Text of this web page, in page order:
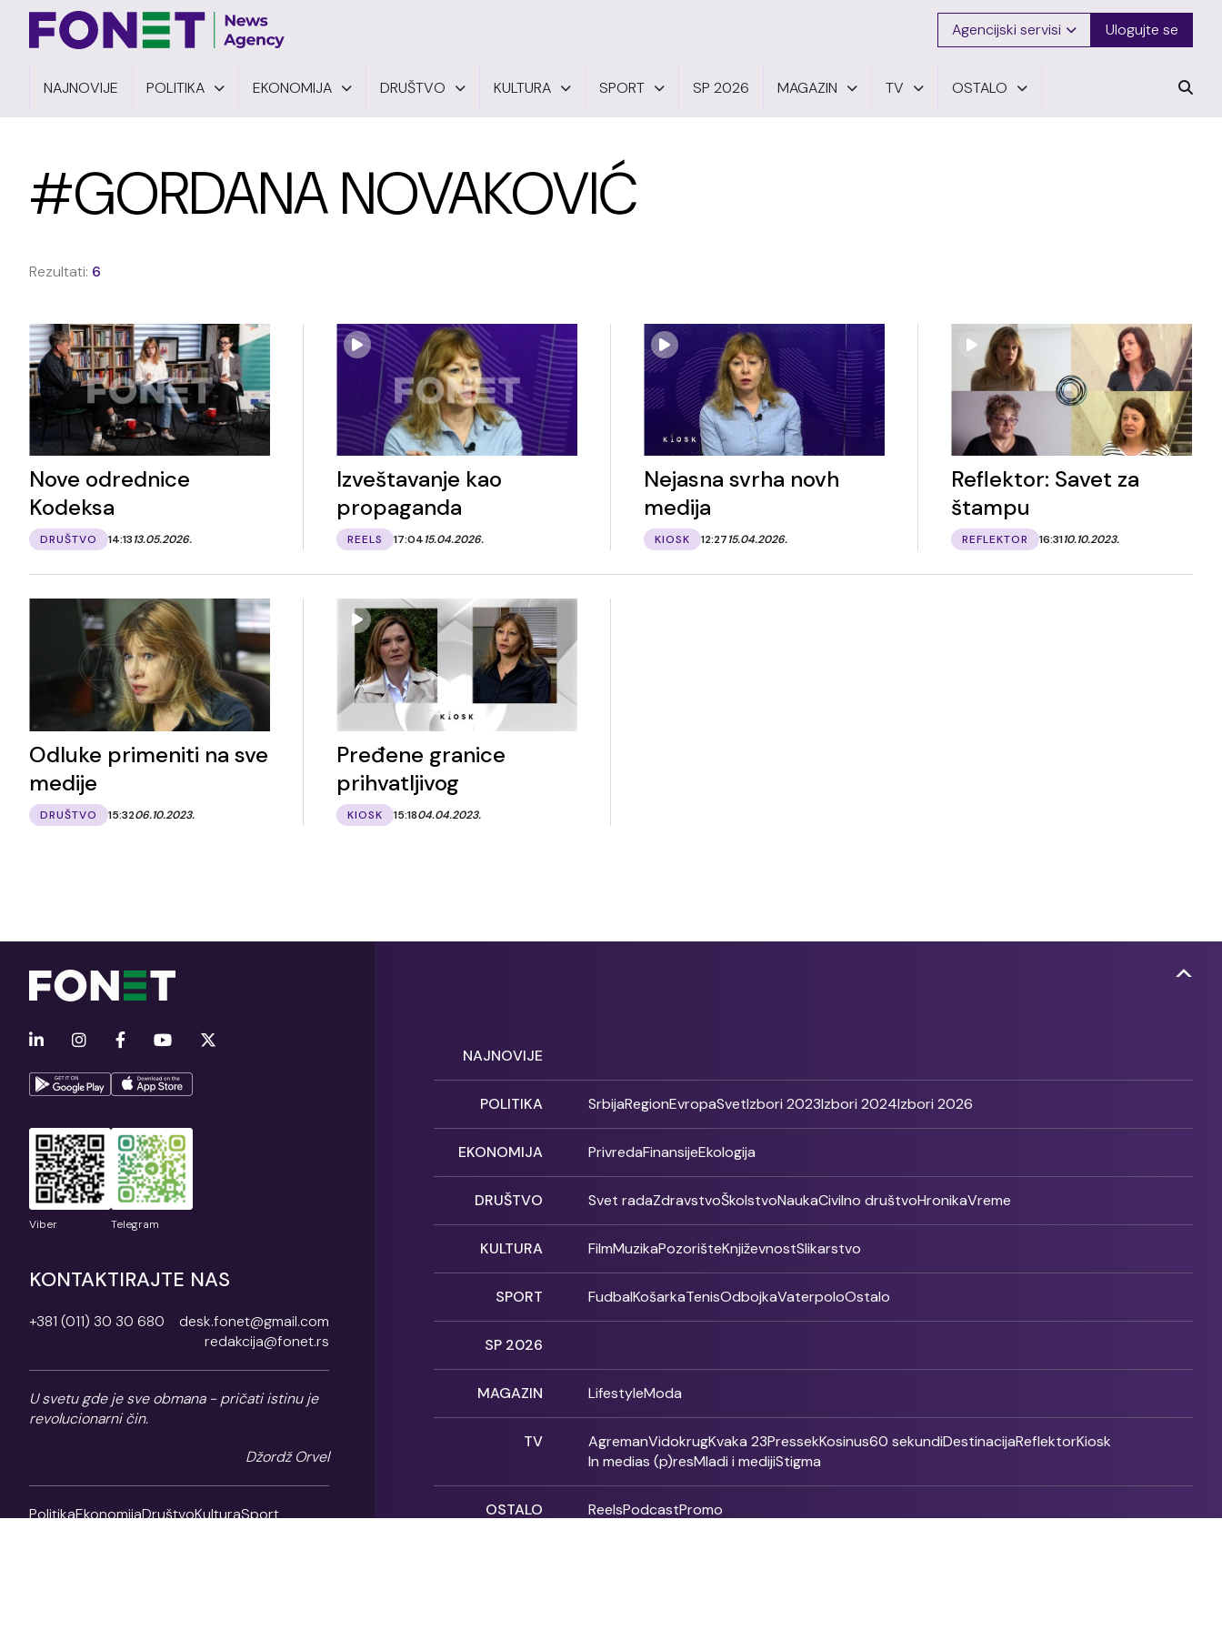
Agencijski servisi Ulogujte se
NAJNOVIJE POLITIKA EKONOMIJA DRUŠTVO KULTURA SPORT SP 2026 MAGAZIN TV OSTALO
#GORDANA NOVAKOVIĆ
Rezultati: 6
Nove odrednice
Kodeksa
DRUŠTVO 14:1313.05.2026.
Izveštavanje kao
propaganda
REELS 17:0415.04.2026.
Nejasna svrha novh
medija
KIOSK 12:2715.04.2026.
Reflektor: Savet za
štampu
REFLEKTOR 16:3110.10.2023.
Odluke primeniti na sve
medije
DRUŠTVO 15:3206.10.2023.
Pređene granice
prihvatljivog
KIOSK 15:1804.04.2023.
Viber Telegram
KONTAKTIRAJTE NAS
+381 (011) 30 30 680
desk.fonet@gmail.com
redakcija@fonet.rs
U svetu gde je sve obmana - pričati istinu je
revolucionarni čin.
Džordž Orvel
PolitikaEkonomijaDruštvoKulturaSport
NAJNOVIJE
POLITIKA SrbijaRegionEvropaSvetIzbori 2023Izbori 2024Izbori 2026
EKONOMIJA PrivredaFinansijeEkologija
DRUŠTVO Svet radaZdravstvoŠkolstvoNaukaCivilno društvoHronikaVreme
KULTURA FilmMuzikaPozorišteKnjiževnostSlikarstvo
SPORT FudbalKošarkaTenisOdbojkaVaterpoloOstalo
SP 2026
MAGAZIN LifestyleModa
TV AgremanVidokrugKvaka 23PressekKosinus60 sekundiDestinacijaReflektorKiosk
In medias (p)resMladi i medijiStigma
OSTALO ReelsPodcastPromo